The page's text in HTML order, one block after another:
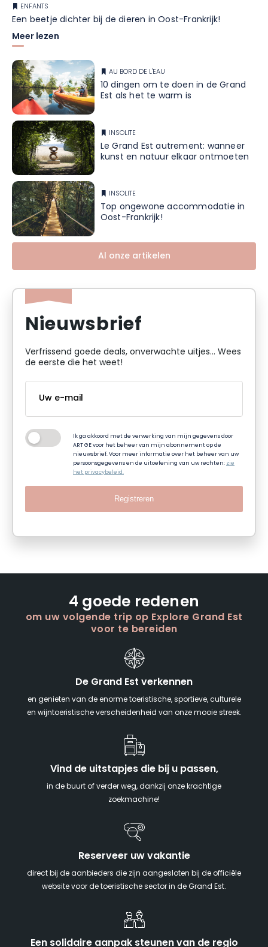
ENFANTS
Een beetje dichter bij de dieren in Oost-Frankrijk!
Meer lezen
AU BORD DE L'EAU
10 dingen om te doen in de Grand
Est als het te warm is
INSOLITE
Le Grand Est autrement: wanneer
kunst en natuur elkaar ontmoeten
INSOLITE
Top ongewone accommodatie in
Oost-Frankrijk!
Al onze artikelen
Nieuwsbrief
Verfrissend goede deals, onverwachte uitjes... Wees
de eerste die het weet!
Ik ga akkoord met de verwerking van mijn gegevens door
ART GE voor het beheer van mijn abonnement op de
nieuwsbrief. Voor meer informatie over het beheer van uw
persoonsgegevens en de uitoefening van uw rechten: zie
het privacybeleid.
Registreren
4 goede redenen
om uw volgende trip op Explore Grand Est
voor te bereiden
De Grand Est verkennen
en genieten van de enorme toeristische, sportieve, culturele
en wijntoeristische verscheidenheid van onze mooie streek.
Vind de uitstapjes die bij u passen,
in de buurt of verder weg, dankzij onze krachtige
zoekmachine!
Reserveer uw vakantie
direct bij de aanbieders die zijn aangesloten bij de officiële
website voor de toeristische sector in de Grand Est.
Een solidaire aanpak steunen van de regio